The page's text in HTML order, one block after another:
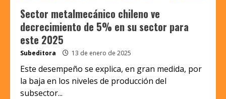
Sector metalmecánico chileno ve
decrecimiento de 5% en su sector para
este 2025
Subeditora 13 de enero de 2025
Este desempeño se explica, en gran medida, por
la baja en los niveles de producción del
subsector...